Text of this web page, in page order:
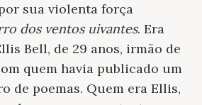
sua violenta força
dos ventos uivantes. Era
Bell, de 29 anos, irmão de
quem havia publicado um
de poemas. Quem era Ellis,